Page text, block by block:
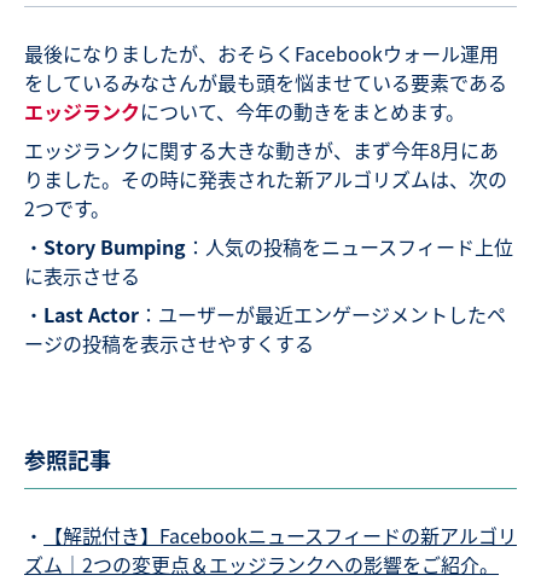
最後になりましたが、おそらくFacebookウォール運用
をしているみなさんが最も頭を悩ませている要素である
エッジランクについて、今年の動きをまとめます。
エッジランクに関する大きな動きが、まず今年8月にあ
りました。その時に発表された新アルゴリズムは、次の
2つです。
・ Story Bumping ：人気の投稿をニュースフィード上位
に表示させる
・ Last Actor ：ユーザーが最近エンゲージメントしたペ
ージの投稿を表示させやすくする
参照記事
・
【解説付き】Facebookニュースフィードの新アルゴリ
ズム｜2つの変更点＆エッジランクへの影響をご紹介。